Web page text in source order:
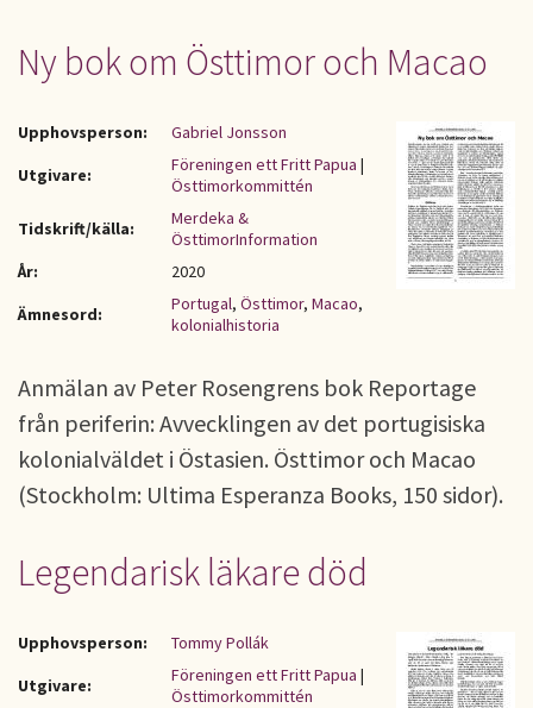
Ny bok om Östtimor och Macao
Upphovsperson:
Gabriel Jonsson
Utgivare:
Föreningen ett Fritt Papua |
Östtimorkommittén
Tidskrift/källa:
Merdeka &
ÖsttimorInformation
År:
2020
Ämnesord:
Portugal, Östtimor, Macao,
kolonialhistoria
Anmälan av Peter Rosengrens bok Reportage
från periferin: Avvecklingen av det portugisiska
kolonialväldet i Östasien. Östtimor och Macao
(Stockholm: Ultima Esperanza Books, 150 sidor).
Legendarisk läkare död
Upphovsperson:
Tommy Pollák
Utgivare:
Föreningen ett Fritt Papua |
Östtimorkommittén